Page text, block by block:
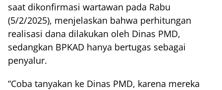
saat dikonfirmasi wartawan pada Rabu
(5/2/2025), menjelaskan bahwa perhitungan
realisasi dana dilakukan oleh Dinas PMD,
sedangkan BPKAD hanya bertugas sebagai
penyalur.
“Coba tanyakan ke Dinas PMD, karena mereka